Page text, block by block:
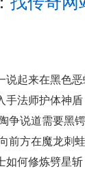
说起来在黑色
手法师护体神盾
争说道需要黑
前方在魔龙刺
如何修炼劈星斩